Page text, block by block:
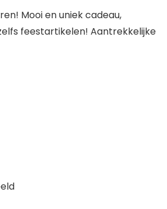
Mooi en uniek cadeau,
feestartikelen! Aantrekkelijke